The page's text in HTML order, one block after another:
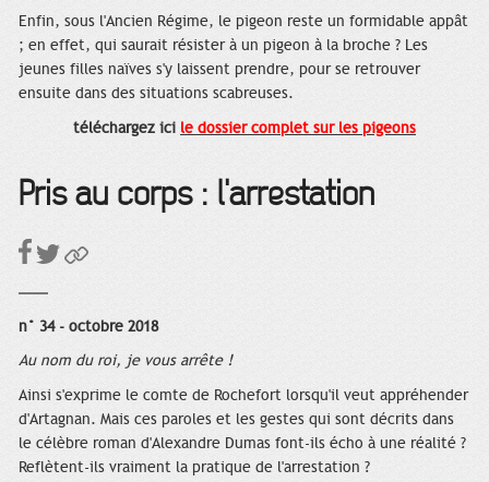
Enfin, sous l'Ancien Régime, le pigeon reste un formidable appât
; en effet, qui saurait résister à un pigeon à la broche ? Les
jeunes filles naïves s'y laissent prendre, pour se retrouver
ensuite dans des situations scabreuses.
téléchargez ici le dossier complet sur les pigeons
Pris au corps : l'arrestation
n° 34 - octobre 2018
Au nom du roi, je vous arrête !
Ainsi s'exprime le comte de Rochefort lorsqu'il veut appréhender
d'Artagnan. Mais ces paroles et les gestes qui sont décrits dans
le célèbre roman d'Alexandre Dumas font-ils écho à une réalité ?
Reflètent-ils vraiment la pratique de l'arrestation ?